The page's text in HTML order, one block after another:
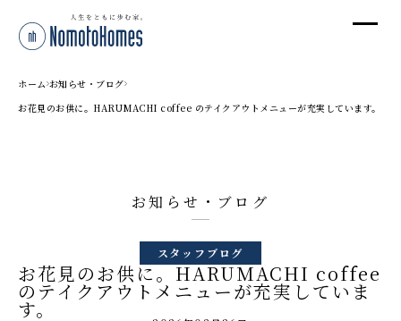
ホーム お知らせ・ブログ
お花見のお供に。HARUMACHI coffee のテイクアウトメニューが充実しています。
お知らせ・ブログ
スタッフブログ
お花見のお供に。HARUMACHI coffee
のテイクアウトメニューが充実していま
す。